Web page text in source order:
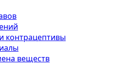
контрацептивы
веществ